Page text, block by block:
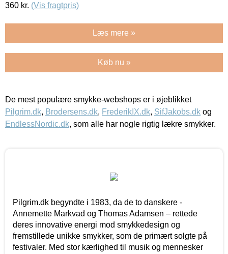
360 kr. (Vis fragtpris)
Læs mere »
Køb nu »
De mest populære smykke-webshops er i øjeblikket
Pilgrim.dk, Brodersens.dk, FrederikIX.dk, SifJakobs.dk og
EndlessNordic.dk, som alle har nogle rigtig lækre smykker.
Pilgrim.dk begyndte i 1983, da de to danskere -
Annemette Markvad og Thomas Adamsen – rettede
deres innovative energi mod smykkedesign og
fremstillede unikke smykker, som de primært solgte på
festivaler. Med stor kærlighed til musik og mennesker